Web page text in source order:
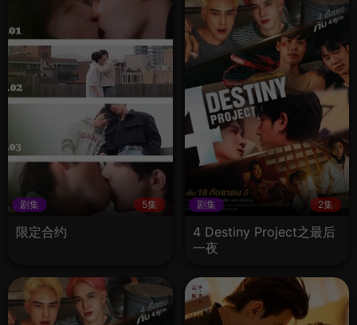
剧集 5集
限定合约
剧集 2集
4 Destiny Project之最后
一夜